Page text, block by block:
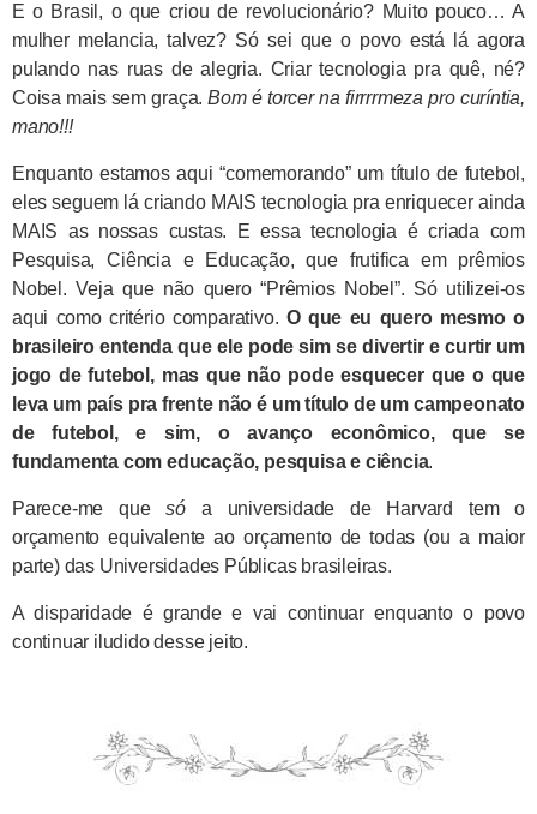
E o Brasil, o que criou de revolucionário? Muito pouco… A
mulher melancia, talvez? Só sei que o povo está lá agora
pulando nas ruas de alegria. Criar tecnologia pra quê, né?
Coisa mais sem graça.Bom é torcer na firrrrmeza pro curíntia,
mano!!!
Enquanto estamos aqui “comemorando” um título de futebol,
eles seguem lá criando MAIS tecnologia pra enriquecer ainda
MAIS as nossas custas. E essa tecnologia é criada com
Pesquisa, Ciência e Educação, que frutifica em prêmios
Nobel. Veja que não quero “Prêmios Nobel”. Só utilizei-os
aqui como critério comparativo. O que eu quero mesmo o
brasileiro entenda que ele pode sim se divertir e curtir um
jogo de futebol, mas que não pode esquecer que o que
leva um país pra frente não é um título de um campeonato
de futebol, e sim, o avanço econômico, que se
fundamenta com educação, pesquisa e ciência.
Parece-me quesóa universidade de Harvard tem o
orçamento equivalente ao orçamento de todas (ou a maior
parte) das Universidades Públicas brasileiras.
A disparidade é grande e vai continuar enquanto o povo
continuar iludido desse jeito.